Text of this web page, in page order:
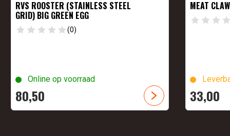
RVS ROOSTER (STAINLESS STEEL
GRID) BIG GREEN EGG
(0)
Online op voorraad
80,50
MEAT
33,00